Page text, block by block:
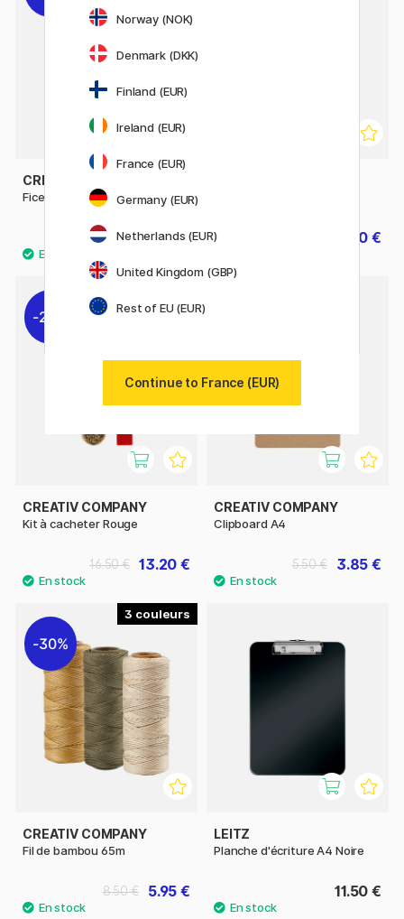
CREATIV COMPANY
Ficelle de lin 180 m
4.80 €
6 € 13.20 €
20%
CREATIV COMPANY
Kit à cacheter Rouge
13.20 €
16.50 €
CREATIV COMPANY
Clipboard A4
3.85 €
5.50 €
3
30%
CREATIV COMPANY
Fil de bambou 65m
5.95 €
8.50 €
LEITZ
Planche d'écriture A4 Noire
11.50 €
Norway (NOK)
Denmark (DKK)
Finland (EUR)
Ireland (EUR)
France (EUR)
Germany (EUR)
Netherlands (EUR)
United Kingdom (GBP)
Rest of EU (EUR)
Continue to France (EUR)